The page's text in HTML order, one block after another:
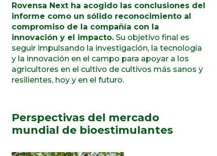
Rovensa Next ha acogido las conclusiones del
informe como un sólido reconocimiento al
compromiso de la compañía con la
innovación y el impacto. Su objetivo final es
seguir impulsando la investigación, la tecnología
y la innovación en el campo para apoyar a los
agricultores en el cultivo de cultivos más sanos y
resilientes, hoy y en el futuro.
Perspectivas del mercado
mundial de bioestimulantes